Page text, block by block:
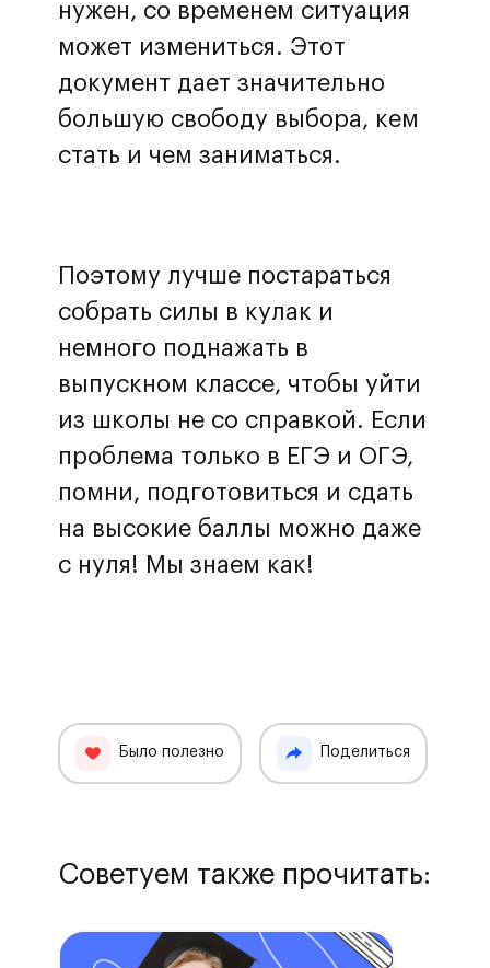
нужен, со временем ситуация
может измениться. Этот
документ дает значительно
большую свободу выбора, кем
стать и чем заниматься.
Поэтому лучше постараться
собрать силы в кулак и
немного поднажать в
выпускном классе, чтобы уйти
из школы не со справкой. Если
проблема только в ЕГЭ и ОГЭ,
помни, подготовиться и сдать
на высокие баллы можно даже
с нуля! Мы знаем как!
Было полезно Поделиться
Советуем также прочитать: